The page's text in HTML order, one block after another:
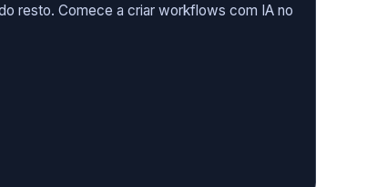
resto. Comece a criar workflows com IA no